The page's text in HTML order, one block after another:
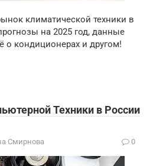
климатической техники в
на 2025 год, данные
о кондиционерах и другом!
Техники в России
Смирнова 0